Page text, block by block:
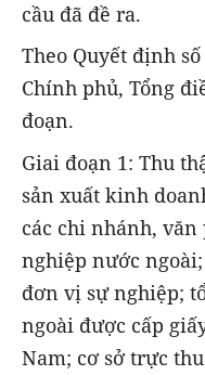
cầu đã đề ra.
Theo Quyết định
Chính phủ, Tổng
đoạn.
Giai đoạn 1: Thu
sản xuất kinh
các chi nhánh,
nghiệp nước
đơn vị sự nghiệp;
ngoài được cấp
Nam; cơ sở trực